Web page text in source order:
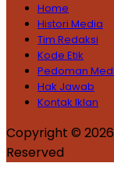
Home
Histori Media
Tim Redaksi
Kode Etik
Pedoman
Hak Jawab
Kontak Iklan
Copyright ©
Reserved